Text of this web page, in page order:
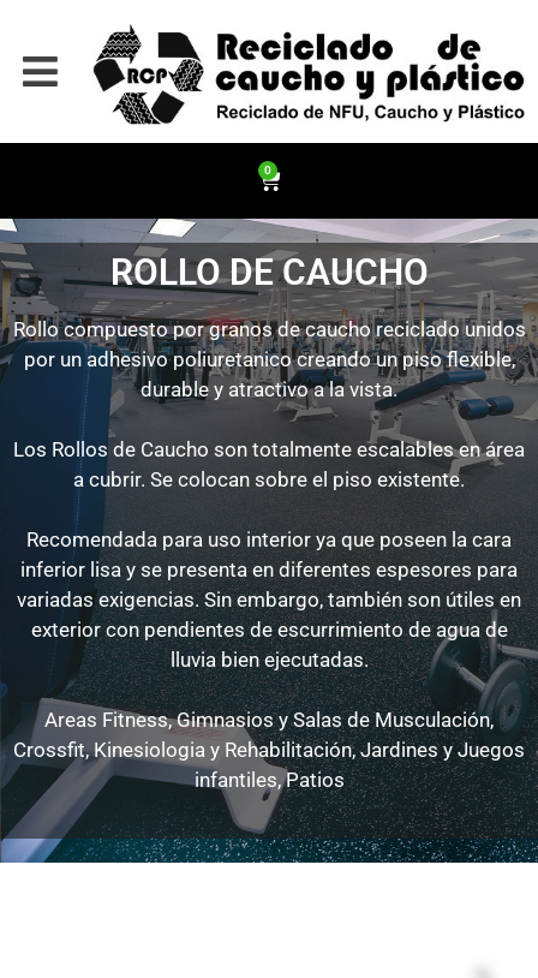
0
ROLLO DE CAUCHO
Rollo compuesto por granos de caucho reciclado unidos
por un adhesivo poliuretanico creando un piso flexible,
durable y atractivo a la vista.
Los Rollos de Caucho son totalmente escalables en área
a cubrir. Se colocan sobre el piso existente.
Recomendada para uso interior ya que poseen la cara
inferior lisa y se presenta en diferentes espesores para
variadas exigencias. Sin embargo, también son útiles en
exterior con pendientes de escurrimiento de agua de
lluvia bien ejecutadas.
Areas Fitness, Gimnasios y Salas de Musculación,
Crossfit, Kinesiologia y Rehabilitación, Jardines y Juegos
infantiles, Patios